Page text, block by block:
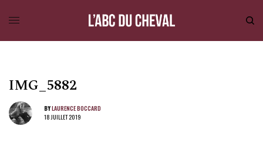
IMG_5882
BYLAURENCE BOCCARD
18 JUILLET 2019